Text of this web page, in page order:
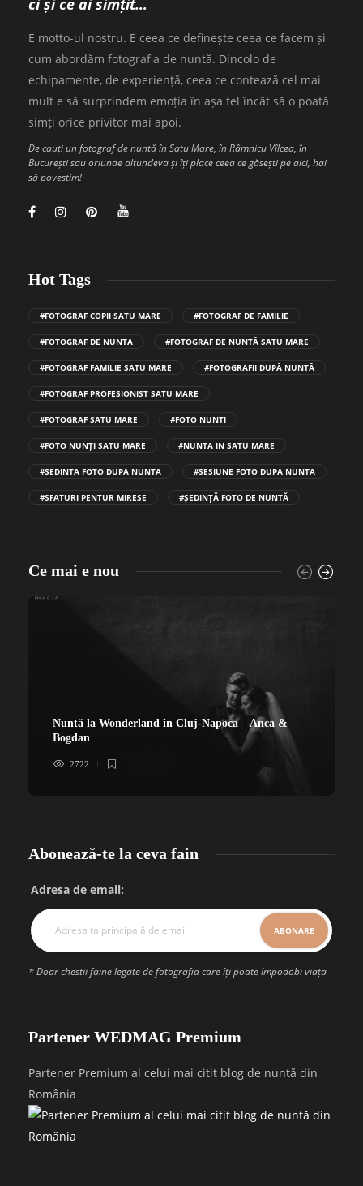
ci și ce ai simțit…
E motto-ul nostru. E ceea ce definește ceea ce facem și
cum abordăm fotografia de nuntă. Dincolo de
echipamente, de experiență, ceea ce contează cel mai
mult e să surprindem emoția în așa fel încât să o poată
simți orice privitor mai apoi.
De cauți un fotograf de nuntă în Satu Mare, în Râmnicu Vîlcea, în
București sau oriunde altundeva și îți place ceea ce găsești pe aici, hai
să povestim!
Hot Tags
#FOTOGRAF COPII SATU MARE #FOTOGRAF DE FAMILIE
#FOTOGRAF DE NUNTA #FOTOGRAF DE NUNTĂ SATU MARE
#FOTOGRAF FAMILIE SATU MARE #FOTOGRAFII DUPĂ NUNTĂ
#FOTOGRAF PROFESIONIST SATU MARE
#FOTOGRAF SATU MARE #FOTO NUNTI
#FOTO NUNȚI SATU MARE #NUNTA IN SATU MARE
#SEDINTA FOTO DUPA NUNTA #SESIUNE FOTO DUPA NUNTA
#SFATURI PENTUR MIRESE #ȘEDINȚĂ FOTO DE NUNTĂ
Ce mai e nou
Nuntă la Wonderland în Cluj-Napoca – Anca &
Bogdan
2722
Abonează-te la ceva fain
Adresa de email:
* Doar chestii faine legate de fotografia care îți poate împodobi viața
Partener WEDMAG Premium
Partener Premium al celui mai citit blog de nuntă din
România